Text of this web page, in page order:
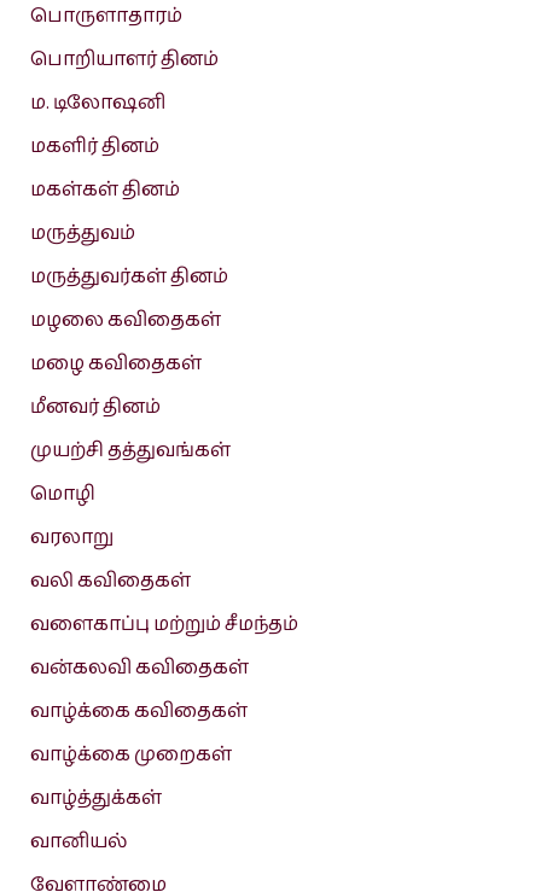
பொருளாதாரம்
பொறியாளர் தினம்
ம. டிலோஷனி
மகளிர் தினம்
மகள்கள் தினம்
மருத்துவம்
மருத்துவர்கள் தினம்
மழலை கவிதைகள்
மழை கவிதைகள்
மீனவர் தினம்
முயற்சி தத்துவங்கள்
மொழி
வரலாறு
வலி கவிதைகள்
வளைகாப்பு மற்றும் சீமந்தம்
வன்கலவி கவிதைகள்
வாழ்க்கை கவிதைகள்
வாழ்க்கை முறைகள்
வாழ்த்துக்கள்
வானியல்
வேளாண்மை